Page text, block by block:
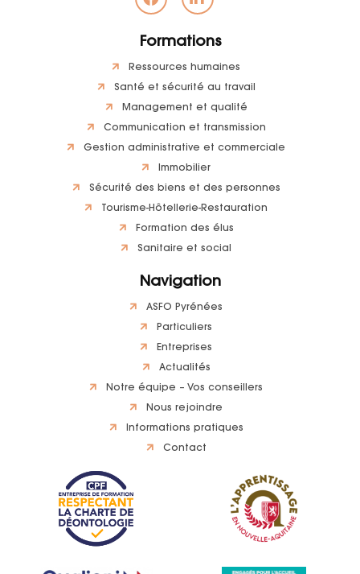
Formations
Ressources humaines
Santé et sécurité au travail
Management et qualité
Communication et transmission
Gestion administrative et commerciale
Immobilier
Sécurité des biens et des personnes
Tourisme-Hôtellerie-Restauration
Formation des élus
Sanitaire et social
Navigation
ASFO Pyrénées
Particuliers
Entreprises
Actualités
Notre équipe – Vos conseillers
Nous rejoindre
Informations pratiques
Contact